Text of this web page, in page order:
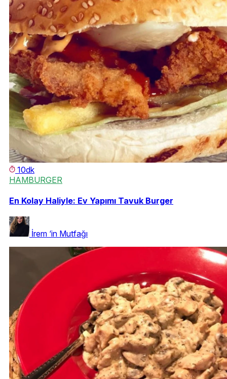
10dk
HAMBURGER
En Kolay Haliyle: Ev Yapımı Tavuk Burger
İrem ‘in Mutfağı